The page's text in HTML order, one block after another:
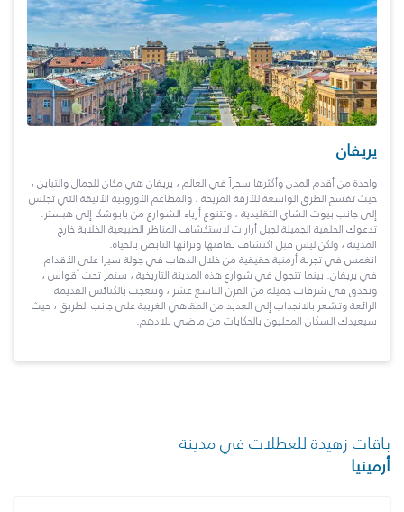
يريفان
واحدة من أقدم المدن وأكثرها سحراً في العالم ، يريفان هي مكان للجمال والتباين ،
حيث تفسح الطرق الواسعة للأزقة المريحة ، والمطاعم الأوروبية الأنيقة التي تجلس
إلى جانب بيوت الشاي التقليدية ، وتتنوع أزياء الشوارع من بابوشكا إلى هبستر.
تدعوك الخلفية الجميلة لجبل أرارات لاستكشاف المناظر الطبيعية الخلابة خارج
المدينة ، ولكن ليس قبل اكتشاف ثقافتها وتراثها النابض بالحياة.
انغمس في تجربة أرمنية حقيقية من خلال الذهاب في جولة سيرا على الأقدام
في يريفان. بينما تتجول في شوارع هذه المدينة التاريخية ، ستمر تحت أقواس ،
وتحدق في شرفات جميلة من القرن التاسع عشر ، وتتعجب بالكنائس القديمة
الرائعة وتشعر بالانجذاب إلى العديد من المقاهي الغريبة على جانب الطريق ، حيث
سيعيدك السكان المحليون بالحكايات من ماضي بلادهم.
باقات زهيدة للعطلات في مدينة
أرمينيا